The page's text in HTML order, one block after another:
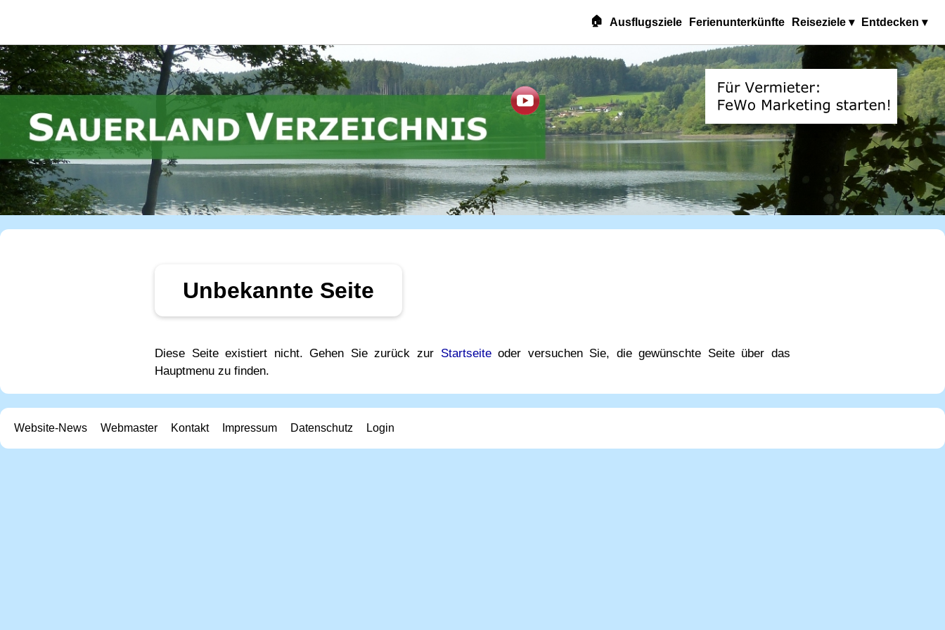
🏠 Ausflugsziele Ferienunterkünfte Reiseziele ▾ Entdecken ▾
Unbekannte Seite
Diese Seite existiert nicht. Gehen Sie zurück zur Startseiteoder versuchen Sie, die gewünschte Seite über das
Hauptmenu zu finden.
Website-News Webmaster Kontakt Impressum Datenschutz Login